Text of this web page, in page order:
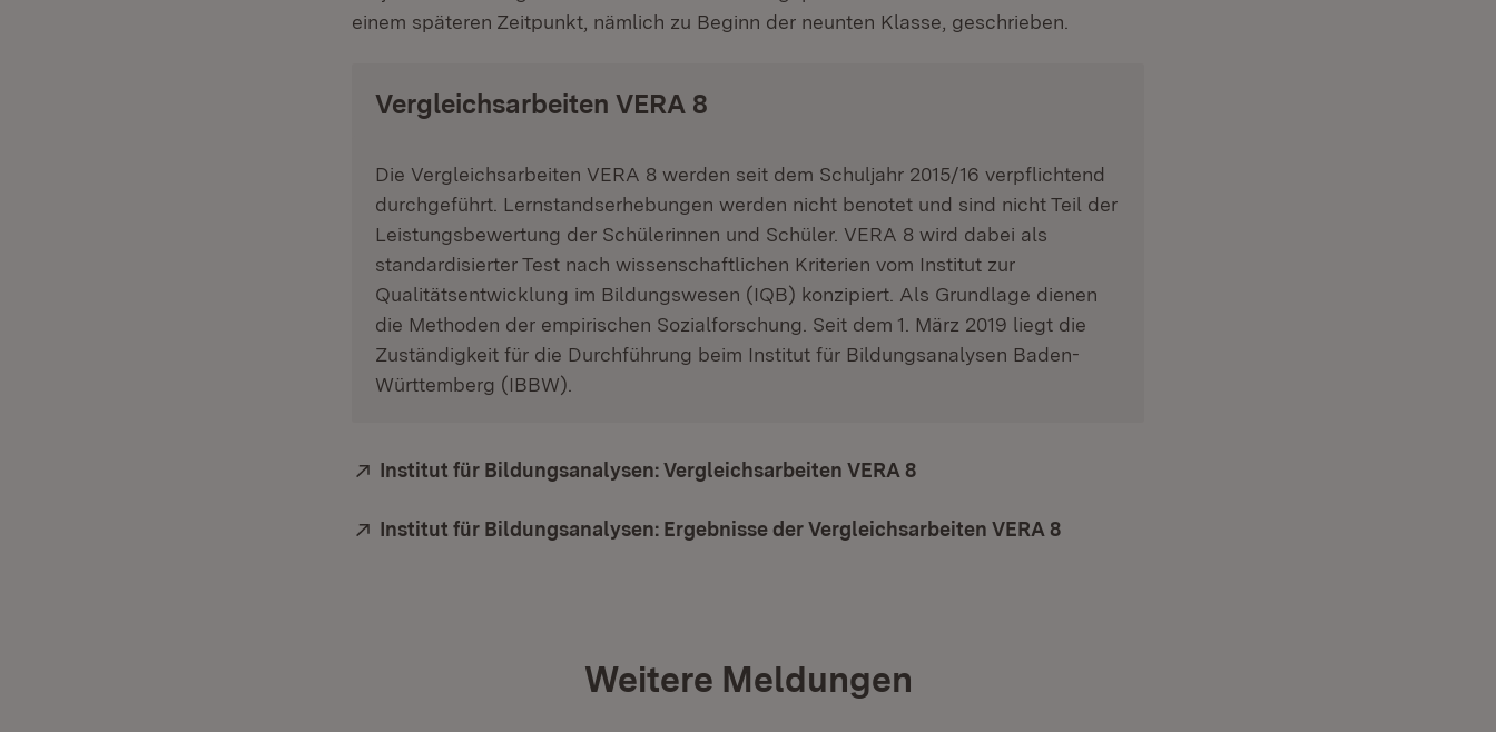
einem späteren Zeitpunkt, nämlich zu Beginn der neunten Klasse, geschrieben.
Vergleichsarbeiten VERA 8
Die Vergleichsarbeiten VERA 8 werden seit dem Schuljahr 2015/16 verpflichtend
durchgeführt. Lernstandserhebungen werden nicht benotet und sind nicht Teil der
Leistungsbewertung der Schülerinnen und Schüler. VERA 8 wird dabei als
standardisierter Test nach wissenschaftlichen Kriterien vom Institut zur
Qualitätsentwicklung im Bildungswesen (IQB) konzipiert. Als Grundlage dienen
die Methoden der empirischen Sozialforschung. Seit dem 1. März 2019 liegt die
Zuständigkeit für die Durchführung beim Institut für Bildungsanalysen Baden-
Württemberg (IBBW).
Extern:
Institut für Bildungsanalysen: Vergleichsarbeiten VERA 8
Extern:
Institut für Bildungsanalysen: Ergebnisse der Vergleichsarbeiten VERA 8
Weitere Meldungen